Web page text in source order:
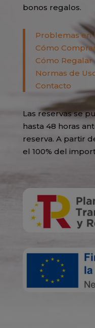
bonos regalos.
Problemas en
Cómo
Cómo Regalar
Normas de
Contacto
Las reservas se
hasta 48 horas
reserva. A partir
el 100% del